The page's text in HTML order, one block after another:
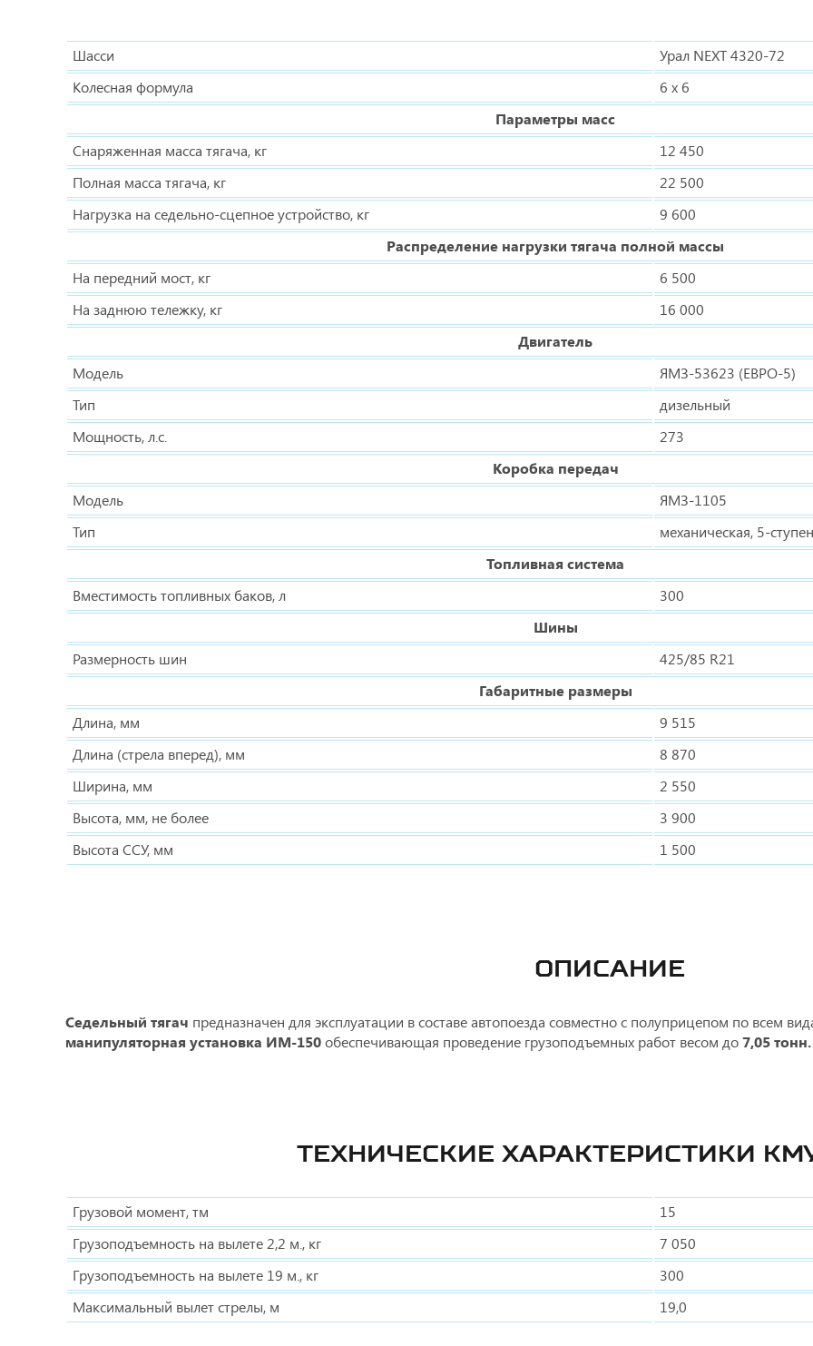
Шасси
Урал NEXT 4320-72
Колесная формула
6 x 6
Параметры масс
Снаряженная масса тягача, кг
12 450
Полная масса тягача, кг
22 500
Нагрузка на седельно-сцепное устройство, кг
9 600
Распределение нагрузки тягача полной массы
На передний мост, кг
6 500
На заднюю тележку, кг
16 000
Двигатель
Модель
ЯМЗ-53623 (ЕВРО-5)
Тип
дизельный
Мощность, л.с.
273
Коробка передач
Модель
ЯМЗ-1105
Тип
механическая, 5-
Топливная система
Вместимость топливных баков, л
300
Шины
Размерность шин
425/85 R21
Габаритные размеры
Длина, мм
9 515
Длина (стрела вперед), мм
8 870
Ширина, мм
2 550
Высота, мм, не более
3 900
Высота ССУ, мм
1 500
ОПИСАНИЕ
Седельный тягач предназначен для эксплуатации в составе автопоезда совместно с полуприцепом по всем
манипуляторная установка ИМ-150обеспечивающая проведение грузоподъемных работ весом до7,05 тонн.
ТЕХНИЧЕСКИЕ ХАРАКТЕРИСТИКИ
Грузовой момент, тм
15
Грузоподъемность на вылете 2,2 м., кг
7 050
Грузоподъемность на вылете 19 м., кг
300
Максимальный вылет стрелы, м
19,0